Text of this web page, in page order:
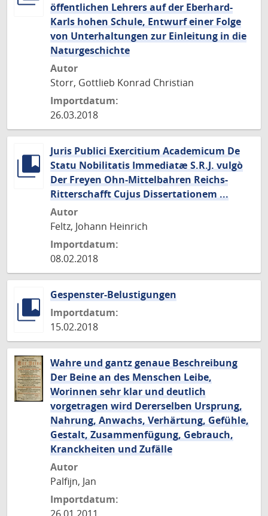
öffentlichen Lehrers auf der Eberhard-
Karls hohen Schule, Entwurf einer Folge
von Unterhaltungen zur Einleitung in die
Naturgeschichte
Autor
Storr, Gottlieb Konrad Christian
Importdatum:
26.03.2018
Juris Publici Exercitium Academicum De
Statu Nobilitatis Immediatæ S.R.J. vulgò
Der Freyen Ohn-Mittelbahren Reichs-
Ritterschafft Cujus Dissertationem ...
Autor
Feltz, Johann Heinrich
Importdatum:
08.02.2018
Gespenster-Belustigungen
Importdatum:
15.02.2018
Wahre und gantz genaue Beschreibung
Der Beine an des Menschen Leibe,
Worinnen sehr klar und deutlich
vorgetragen wird Dererselben Ursprung,
Nahrung, Anwachs, Verhärtung, Gefühle,
Gestalt, Zusammenfügung, Gebrauch,
Kranckheiten und Zufälle
Autor
Palfijn, Jan
Importdatum: